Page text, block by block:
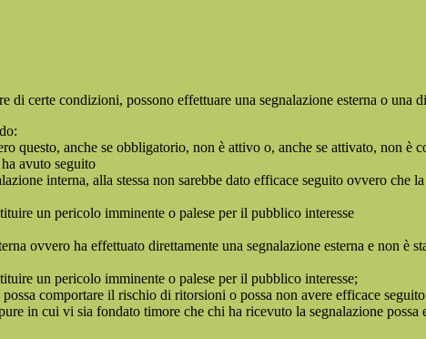
certe condizioni, possono effettuare una segnalazione esterna o una
questo, anche se obbligatorio, non è attivo o, anche se attivato, non è
avuto seguito
interna, alla stessa non sarebbe dato efficace seguito ovvero che
un pericolo imminente o palese per il pubblico interesse
ovvero ha effettuato direttamente una segnalazione esterna e non è
un pericolo imminente o palese per il pubblico interesse;
comportare il rischio di ritorsioni o possa non avere efficace
in cui vi sia fondato timore che chi ha ricevuto la segnalazione